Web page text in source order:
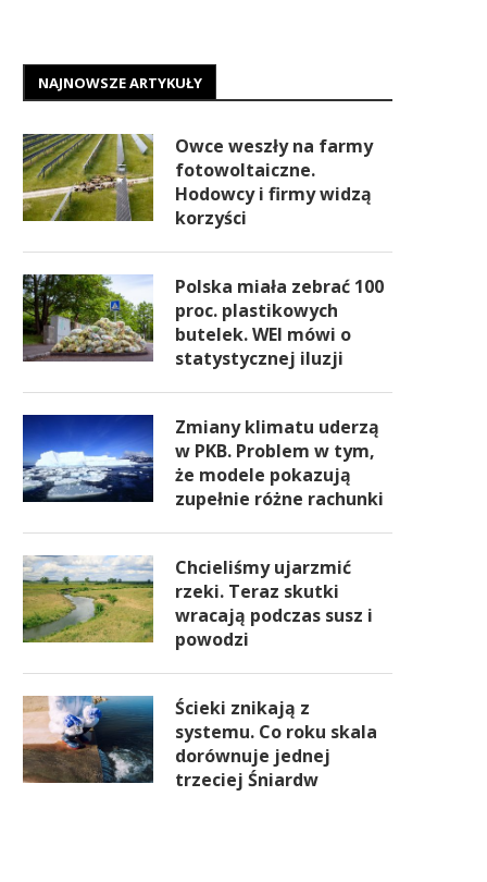
NAJNOWSZE ARTYKUŁY
Owce weszły na farmy
fotowoltaiczne.
Hodowcy i firmy widzą
korzyści
Polska miała zebrać 100
proc. plastikowych
butelek. WEI mówi o
statystycznej iluzji
Zmiany klimatu uderzą
w PKB. Problem w tym,
że modele pokazują
zupełnie różne rachunki
Chcieliśmy ujarzmić
rzeki. Teraz skutki
wracają podczas susz i
powodzi
Ścieki znikają z
systemu. Co roku skala
dorównuje jednej
trzeciej Śniardw